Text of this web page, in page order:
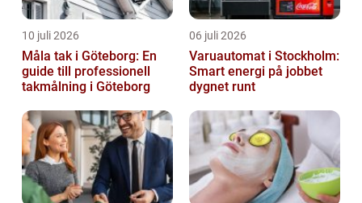
10 juli 2026
Måla tak i Göteborg: En
guide till professionell
takmålning i Göteborg
06 juli 2026
Varuautomat i Stockholm:
Smart energi på jobbet
dygnet runt